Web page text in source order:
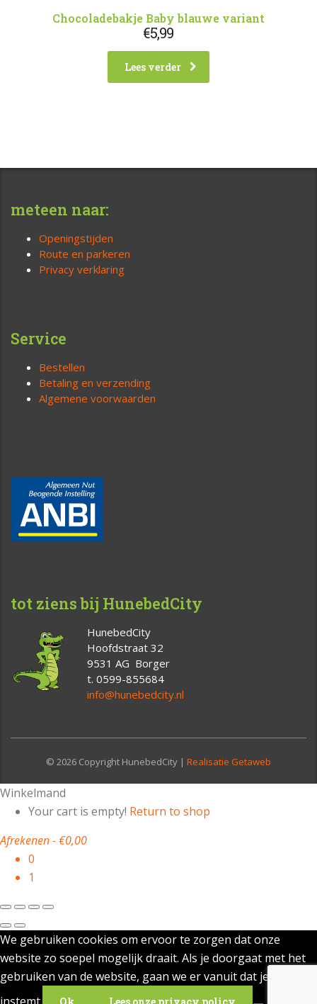
Chocoladebakje Baby blauwe variant
€5,99
Lees verder
meteen naar:
Openingstijden
Route en parkeren
Privacy verklaring
Service
Bestellen
Betaling en verzending
Algemene voorwaarden
tot ziens bij HunebedCity
HunebedCity
Hoofdstraat 32
9531 AG Borger
t. 0599-855684
info@hunebedcity.nl
© 2026 Copyright HunebedCity | Realisatie Getaweb
Winkelmand
Your cart is empty! Return to shop
Afrekenen-€0,00
0
1
We gebruiken cookies om ervoor te zorgen dat onze
website zo soepel mogelijk draait. Als je doorgaat met het
gebruiken van de website, gaan we er vanuit dat je ermee